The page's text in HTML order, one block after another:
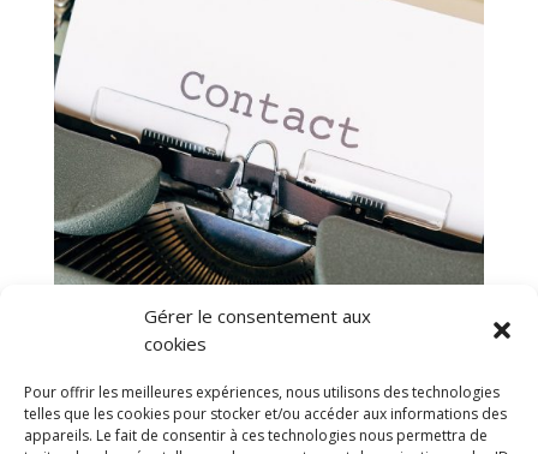
Gérer le consentement aux
cookies
Pour offrir les meilleures expériences, nous utilisons des technologies
telles que les cookies pour stocker et/ou accéder aux informations des
appareils. Le fait de consentir à ces technologies nous permettra de